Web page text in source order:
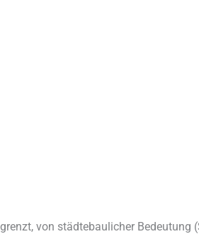
von städtebaulicher Bedeutung